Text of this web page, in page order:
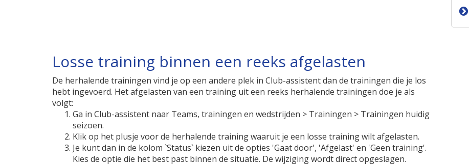
Losse training binnen een reeks afgelasten
De herhalende trainingen vind je op een andere plek in Club-assistent dan de trainingen die je los
hebt ingevoerd. Het afgelasten van een training uit een reeks herhalende trainingen doe je als
volgt:
Ga in Club-assistent naar Teams, trainingen en wedstrijden > Trainingen > Trainingen huidig
seizoen.
Klik op het plusje voor de herhalende training waaruit je een losse training wilt afgelasten.
Je kunt dan in de kolom `Status` kiezen uit de opties 'Gaat door', 'Afgelast' en 'Geen training'.
Kies de optie die het best past binnen de situatie. De wijziging wordt direct opgeslagen.